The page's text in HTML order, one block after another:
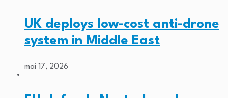
UK deploys low-cost anti-drone
system in Middle East
mai 17, 2026